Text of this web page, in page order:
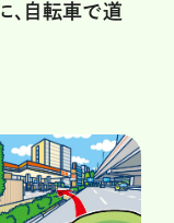
、自転車で道